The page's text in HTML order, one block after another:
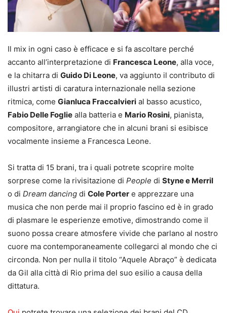
Il mix in ogni caso è efficace e si fa ascoltare perché
accanto all’interpretazione di Francesca Leone, alla voce,
e la chitarra di Guido Di Leone, va aggiunto il contributo di
illustri artisti di caratura internazionale nella sezione
ritmica, come Gianluca Fraccalvieri al basso acustico,
Fabio Delle Foglie alla batteria e Mario Rosini, pianista,
compositore, arrangiatore che in alcuni brani si esibisce
vocalmente insieme a Francesca Leone.
Si tratta di 15 brani, tra i quali potrete scoprire molte
sorprese come la rivisitazione di People di Styne e Merril
o di Dream dancing di Cole Porter e apprezzare una
musica che non perde mai il proprio fascino ed è in grado
di plasmare le esperienze emotive, dimostrando come il
suono possa creare atmosfere vivide che parlano al nostro
cuore ma contemporaneamente collegarci al mondo che ci
circonda. Non per nulla il titolo “Aquele Abraço” è dedicata
da Gil alla città di Rio prima del suo esilio a causa della
dittatura.